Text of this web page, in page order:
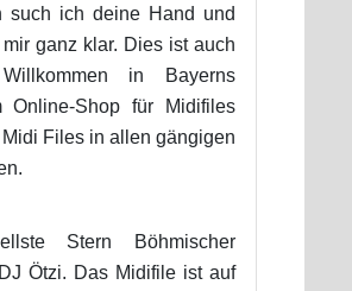
such ich deine Hand und
ganz klar. Dies ist auch
in Bayerns
Online-Shop für Midifiles
Files in allen gängigen
Stern Böhmischer
Ötzi. Das Midifile ist auf